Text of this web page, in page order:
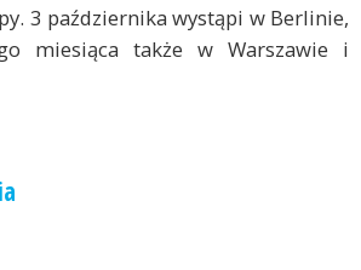
3 października wystąpi w Berlinie,
miesiąca także w Warszawie i